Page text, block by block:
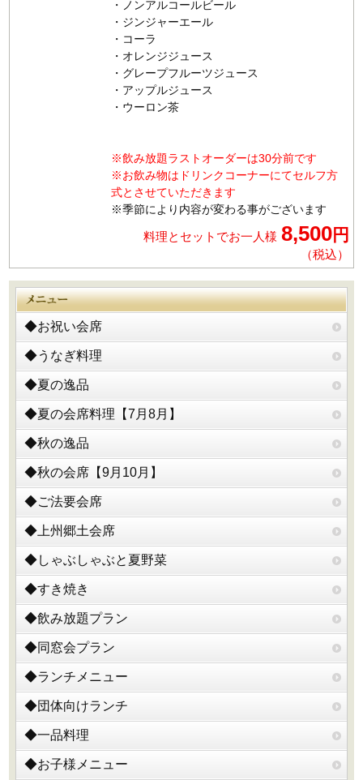
・ノンアルコールビール
・ジンジャーエール
・コーラ
・オレンジジュース
・グレープフルーツジュース
・アップルジュース
・ウーロン茶
※飲み放題ラストオーダーは30分前です
※お飲み物はドリンクコーナーにてセルフ方
式とさせていただきます
※季節により内容が変わる事がございます
料理とセットでお一人様 8,500円
（税込）
◆お祝い会席
◆うなぎ料理
◆夏の逸品
◆夏の会席料理【7月8月】
◆秋の逸品
◆秋の会席【9月10月】
◆ご法要会席
◆上州郷土会席
◆しゃぶしゃぶと夏野菜
◆すき焼き
◆飲み放題プラン
◆同窓会プラン
◆ランチメニュー
◆団体向けランチ
◆一品料理
◆お子様メニュー